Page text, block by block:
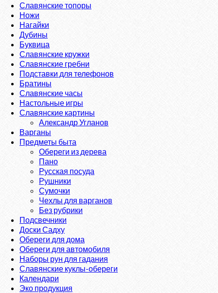
Славянские топоры
Ножи
Нагайки
Дубины
Буквица
Славянские кружки
Славянские гребни
Подставки для телефонов
Братины
Славянские часы
Настольные игры
Славянские картины
Александр Угланов
Варганы
Предметы быта
Обереги из дерева
Пано
Русская посуда
Рушники
Сумочки
Чехлы для варганов
Без рубрики
Подсвечники
Доски Садху
Обереги для дома
Обереги для автомобиля
Наборы рун для гадания
Славянские куклы-обереги
Календари
Эко продукция